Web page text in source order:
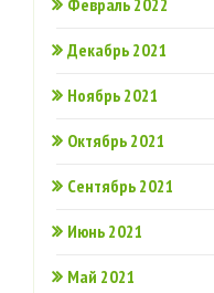
Февраль 2022
Декабрь 2021
Ноябрь 2021
Октябрь 2021
Сентябрь 2021
Июнь 2021
Май 2021